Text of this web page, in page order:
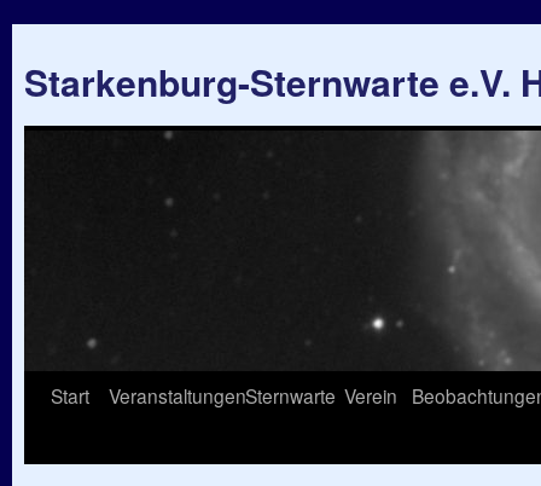
Starkenburg-Sternwarte e.V.
Springe
Start VeranstaltungenSternwarte Verein